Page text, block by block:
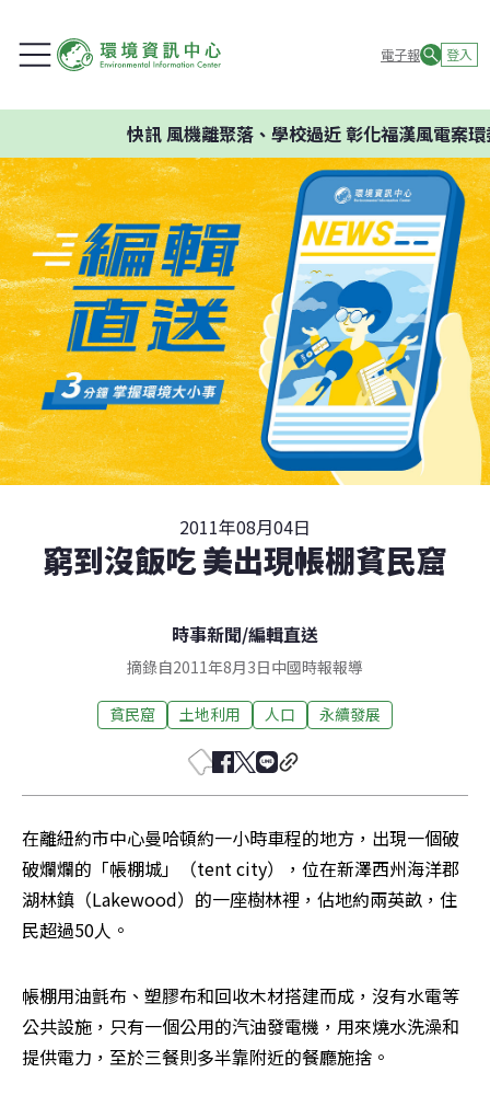
電子報 登入
快訊風機離聚落、學校過近 彰化福漢風電案環
2011年08月04日
窮到沒飯吃 美出現帳棚貧民窟
時事新聞/編輯直送
摘錄自2011年8月3日中國時報報導
貧民窟 土地利用 人口 永續發展
在離紐約市中心曼哈頓約一小時車程的地方，出現一個破
破爛爛的「帳棚城」（tent city），位在新澤西州海洋郡
湖林鎮（Lakewood）的一座樹林裡，佔地約兩英畝，住
民超過50人。
帳棚用油氈布、塑膠布和回收木材搭建而成，沒有水電等
公共設施，只有一個公用的汽油發電機，用來燒水洗澡和
提供電力，至於三餐則多半靠附近的餐廳施捨。